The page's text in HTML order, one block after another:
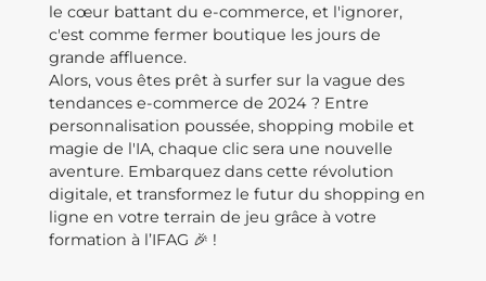
le cœur battant du e-commerce, et l'ignorer,
c'est comme fermer boutique les jours de
grande affluence.
Alors, vous êtes prêt à surfer sur la vague des
tendances e-commerce de 2024 ? Entre
personnalisation poussée, shopping mobile et
magie de l'IA, chaque clic sera une nouvelle
aventure. Embarquez dans cette révolution
digitale, et transformez le futur du shopping en
ligne en votre terrain de jeu grâce à votre
formation à l’IFAG 🎉 !